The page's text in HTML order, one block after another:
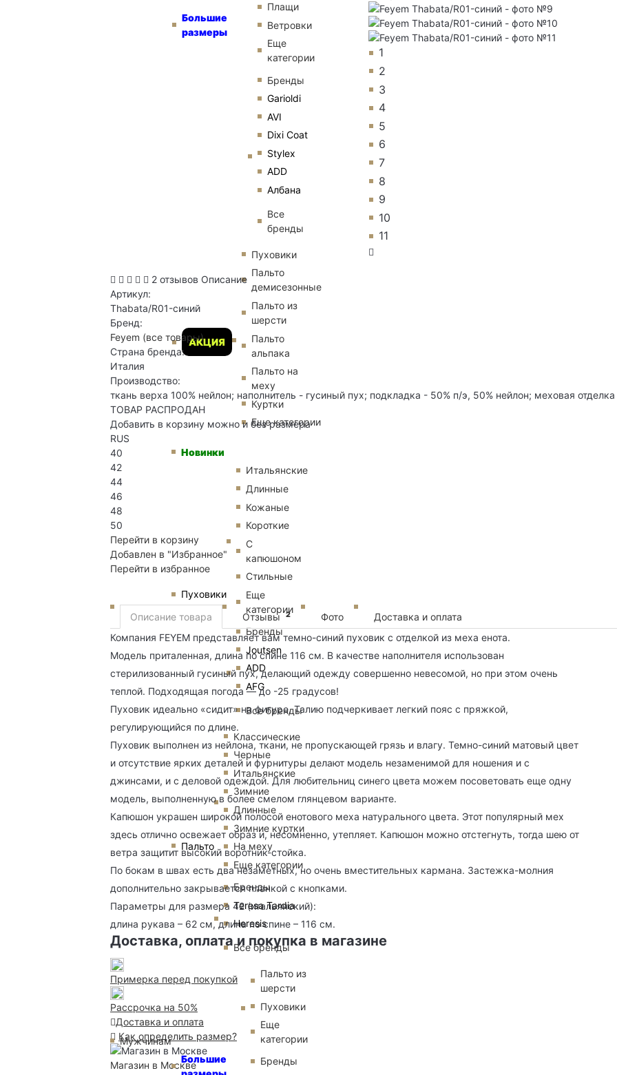
Большие
размеры
Плащи
Ветровки
Еще
категории
Бренды
Garioldi
AVI
Dixi Coat
Stylex
ADD
Албана
Все
бренды
АКЦИЯ
Пуховики
Пальто
демисезонные
Пальто из
шерсти
Пальто
альпака
Пальто на
меху
Куртки
Еще категории
Мужчинам
Новинки
Пуховики
Итальянские
Длинные
Кожаные
Короткие
С
капюшоном
Стильные
Еще
категории
Бренды
Joutsen
ADD
AFG
Все бренды
Пальто
Классические
Черные
Итальянские
Зимние
Длинные
Зимние куртки
На меху
Еще категории
Бренды
Teresa Tardia
Heresis
Все бренды
Большие
Пальто из
шерсти
Пуховики
Еще
категории
Бренды
1
2
3
4
5
6
7
8
9
10
11
2 отзывов Описание
Артикул:
Thabata/R01-синий
Бренд:
Feyem (все товары)
Страна бренда:
Италия
Производство:
ткань верха 100% нейлон; наполнитель - гусиный пух; подкладка - 50% п/э, 50% нейлон; меховая
ТОВАР РАСПРОДАН
Добавить в корзину можно и без размера
RUS
40
42
44
46
48
50
Перейти в корзину
Добавлен в "Избранное"
Перейти в избранное
Описание товара Отзывы 2 Фото
Доставка и оплата
Компания FEYEM представляет вам темно-синий пуховик с отделкой из меха енота.
Модель приталенная, длина по спине 116 см. В качестве наполнителя использован
стерилизованный гусиный пух, делающий одежду совершенно невесомой, но при этом очень
теплой. Подходящая погода — до -25 градусов!
Пуховик идеально «сидит» на фигуре. Талию подчеркивает легкий пояс с пряжкой,
регулирующийся по длине.
Пуховик выполнен из нейлона, ткани, не пропускающей грязь и влагу. Темно-синий матовый цвет
и отсутствие ярких деталей и фурнитуры делают модель незаменимой для ношения и с
джинсами, и с деловой одеждой. Для любительниц синего цвета можем посоветовать еще одну
модель, выполненную в более смелом глянцевом варианте.
Капюшон украшен широкой полосой енотового меха натурального цвета. Этот популярный мех
здесь отлично освежает образ и, несомненно, утепляет. Капюшон можно отстегнуть, тогда шею от
ветра защитит высокий воротник-стойка.
По бокам в швах есть два незаметных, но очень вместительных кармана. Застежка-молния
дополнительно закрывается планкой с кнопками.
Параметры для размера 42 (итальянский):
длина рукава – 62 см, длина по спине – 116 см.
Доставка, оплата и покупка в магазине
Примерка перед покупкой
Рассрочка на 50%
Доставка и оплата
Как определить размер?
Магазин в Москве